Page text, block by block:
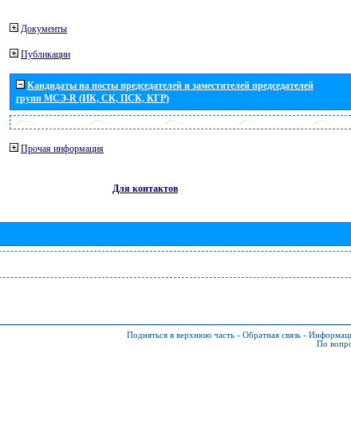
Документы
Публикации
Кандидаты на посты председателей и заместителей председателей
групп МСЭ-R (ИК, СК, ПСК, КГР)
Прочая информация
Для контактов
Подняться в верхнюю часть - Обратная связь -
По